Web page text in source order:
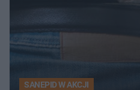
SANEPID W AKCJI